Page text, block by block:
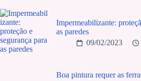
Impermeabilizante:
as paredes
09/02/2023
Boa pintura requer as